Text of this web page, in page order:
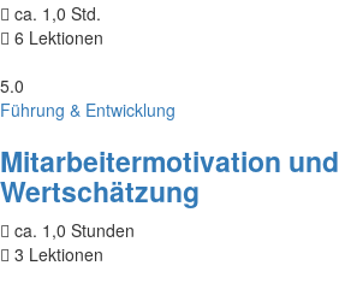
ca. 1,0 Std.
6 Lektionen
5.0
Führung & Entwicklung
Mitarbeitermotivation und
Wertschätzung
ca. 1,0 Stunden
3 Lektionen